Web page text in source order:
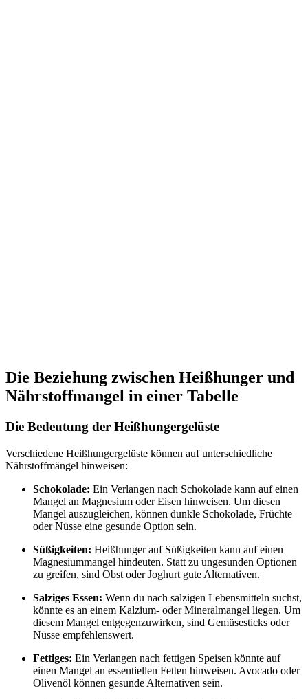
Die Beziehung zwischen Heißhunger und
Nährstoffmangel in einer Tabelle
Die Bedeutung der Heißhungergelüste
Verschiedene Heißhungergelüste können auf unterschiedliche
Nährstoffmängel hinweisen:
Schokolade: Ein Verlangen nach Schokolade kann auf einen
Mangel an Magnesium oder Eisen hinweisen. Um diesen
Mangel auszugleichen, können dunkle Schokolade, Früchte
oder Nüsse eine gesunde Option sein.
Süßigkeiten: Heißhunger auf Süßigkeiten kann auf einen
Magnesiummangel hindeuten. Statt zu ungesunden Optionen
zu greifen, sind Obst oder Joghurt gute Alternativen.
Salziges Essen: Wenn du nach salzigen Lebensmitteln suchst,
könnte es an einem Kalzium- oder Mineralmangel liegen. Um
diesem Mangel entgegenzuwirken, sind Gemüsesticks oder
Nüsse empfehlenswert.
Fettiges: Ein Verlangen nach fettigen Speisen könnte auf
einen Mangel an essentiellen Fetten hinweisen. Avocado oder
Olivenöl können gesunde Alternativen sein.